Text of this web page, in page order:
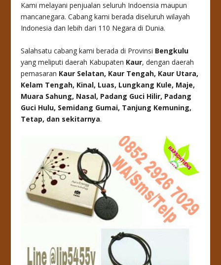
Kami melayani penjualan seluruh Indoensia maupun
mancanegara. Cabang kami berada diseluruh wilayah
Indonesia dan lebih dari 110 Negara di Dunia.
Salahsatu cabang kami berada di Provinsi Bengkulu
yang meliputi daerah Kabupaten Kaur, dengan daerah
pemasaran Kaur Selatan, Kaur Tengah, Kaur Utara,
Kelam Tengah, Kinal, Luas, Lungkang Kule, Maje,
Muara Sahung, Nasal, Padang Guci Hilir, Padang
Guci Hulu, Semidang Gumai, Tanjung Kemuning,
Tetap, dan sekitarnya.